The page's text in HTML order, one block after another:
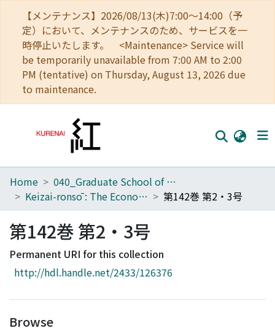
【メンテナンス】2026/08/13(木)7:00～14:00（予
定）において、メンテナンスのため、サービスを一
時停止いたします。 <Maintenance> Service will
be temporarily unavailable from 7:00 AM to 2:00
PM (tentative) on Thursday, August 13, 2026 due
to maintenance.
Home
Browse
Download Ranking
Access Statistics
Home
040_Graduate School of Economics
Keizai-ronsō : The Economic Review
第142巻 第2・3号
第142巻 第2・3号
Permanent URI for this collection
http://hdl.handle.net/2433/126376
Browse